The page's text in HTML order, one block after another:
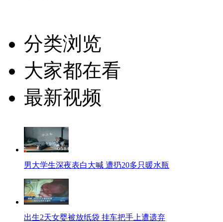
分类浏览
大家都在看
最新视频
男大学生深夜表白大喊 遭扔20多只暖水瓶
出生2天女婴被放纸袋 挂车把手上遭遗弃